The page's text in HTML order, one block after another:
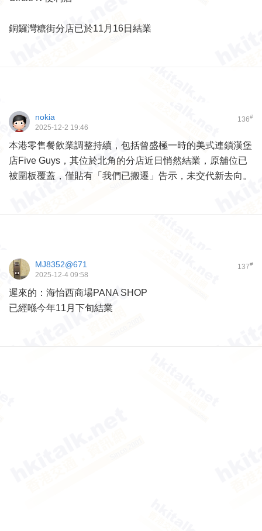
銅鑼灣糖街分店已於11月16日結業
136#
nokia
2025-12-2 19:46
本港零售餐飲業調整持續，包括曾盛極一時的美式連鎖漢堡
店Five Guys，其位於北角的分店近日悄然結業，原舖位已
被圍板覆蓋，僅貼有「我們已搬遷」告示，未交代新去向。
137#
MJ8352@671
2025-12-4 09:58
遲來的：海怡西商場PANA SHOP
已經喺今年11月下旬結業